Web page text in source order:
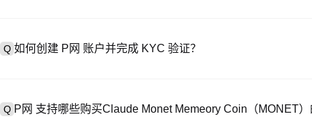
Q 如何创建 P网 账户并完成 KYC 验证？
Q P网 支持哪些购买Claude Monet Memeory Coin（MONET